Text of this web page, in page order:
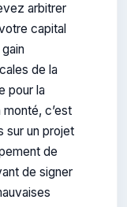
arbitrer
capital
de la
pour la
c’est
sur un projet
de
de signer